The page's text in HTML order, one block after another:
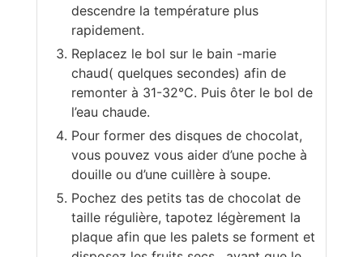
descendre la température plus
rapidement.
Replacez le bol sur le bain -marie
chaud( quelques secondes) afin de
remonter à 31-32°C. Puis ôter le bol de
l’eau chaude.
Pour former des disques de chocolat,
vous pouvez vous aider d’une poche à
douille ou d’une cuillère à soupe.
Pochez des petits tas de chocolat de
taille régulière, tapotez légèrement la
plaque afin que les palets se forment et